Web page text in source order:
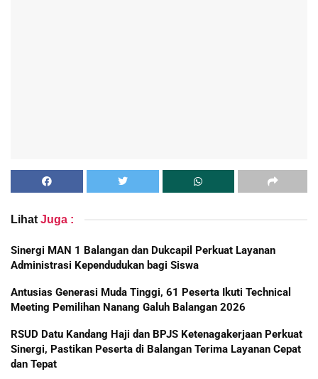
Lihat Juga :
Sinergi MAN 1 Balangan dan Dukcapil Perkuat Layanan
Administrasi Kependudukan bagi Siswa
Antusias Generasi Muda Tinggi, 61 Peserta Ikuti Technical
Meeting Pemilihan Nanang Galuh Balangan 2026
RSUD Datu Kandang Haji dan BPJS Ketenagakerjaan Perkuat
Sinergi, Pastikan Peserta di Balangan Terima Layanan Cepat
dan Tepat